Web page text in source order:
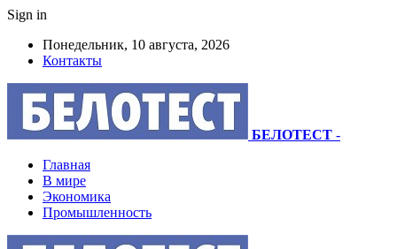
Sign in
Понедельник, 10 августа, 2026
Контакты
БЕЛОТЕСТ -
Главная
В мире
Экономика
Промышленность